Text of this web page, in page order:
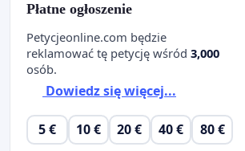
Płatne ogłoszenie
Petycjeonline.com będzie
reklamować tę petycję wśród 3,000
osób.
Dowiedz się więcej...
5 € 10 € 20 € 40 € 80 €